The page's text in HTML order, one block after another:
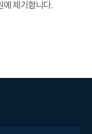
에 제기합니다.